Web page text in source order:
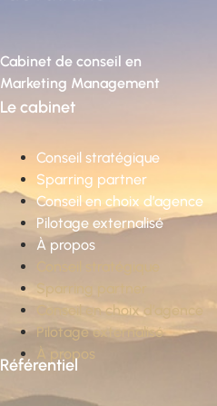
Cabinet de conseil en
Marketing Management
Le cabinet
Conseil stratégique
Sparring partner
Conseil en choix d’agence
Pilotage externalisé
À propos
Sparring partner
Conseil en choix d’agence
Pilotage externalisé
À propos
Référentiel